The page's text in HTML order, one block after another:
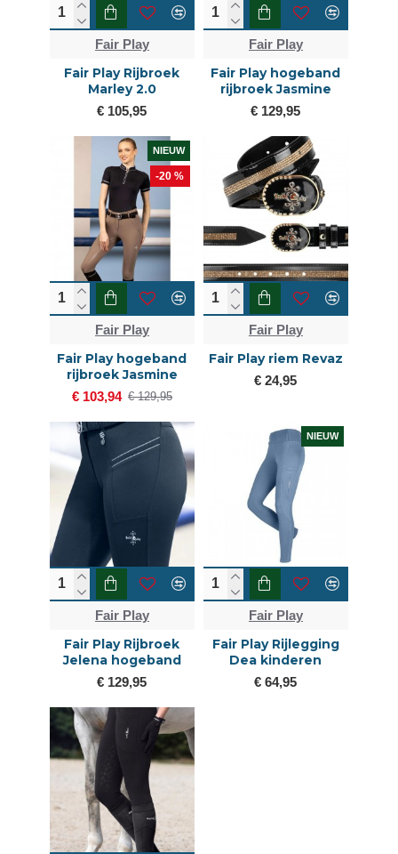
Fair Play
Fair Play Rijbroek
Marley 2.0
€ 105,95
Fair Play
Fair Play hogeband
rijbroek Jasmine
€ 129,95
NIEUW
-20 %
Fair Play
Fair Play hogeband
rijbroek Jasmine
€ 103,94 € 129,95
Fair Play
Fair Play riem Revaz
€ 24,95
Fair Play
Fair Play Rijbroek
Jelena hogeband
€ 129,95
NIEUW
Fair Play
Fair Play Rijlegging
Dea kinderen
€ 64,95